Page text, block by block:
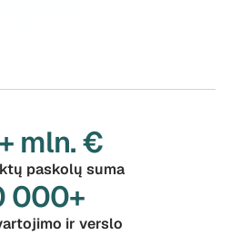
mln. €
paskolų suma
000+
ir verslo